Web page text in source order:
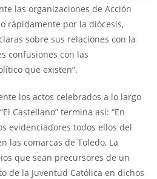
las organizaciones de Acción
rápidamente por la diócesis,
sobre sus relaciones con la
confusiones con las
que existen”.
los actos celebrados a lo largo
Castellano” termina así: “En
evidenciadores todos ellos del
las comarcas de Toledo, La
que sean precursores de un
de la Juventud Católica en dichos